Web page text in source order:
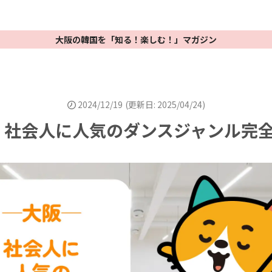
大阪の韓国を「知る！楽しむ！」マガジン
2024/12/19 (更新日: 2025/04/24)
会人に人気のダンスジャンル完